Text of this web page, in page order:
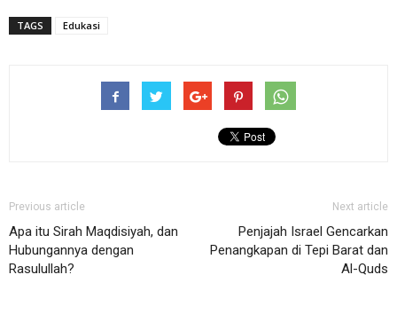
TAGS Edukasi
Previous article
Apa itu Sirah Maqdisiyah, dan
Hubungannya dengan
Rasulullah?
Next article
Penjajah Israel Gencarkan
Penangkapan di Tepi Barat dan
Al-Quds